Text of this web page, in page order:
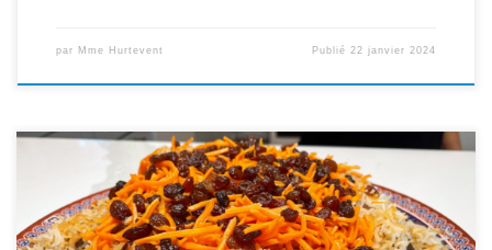
par Mme Hurtevent Publié 22 janvier 2024
Les élèves de la classe NSA ont écrit leur recette favorite. Ils ont